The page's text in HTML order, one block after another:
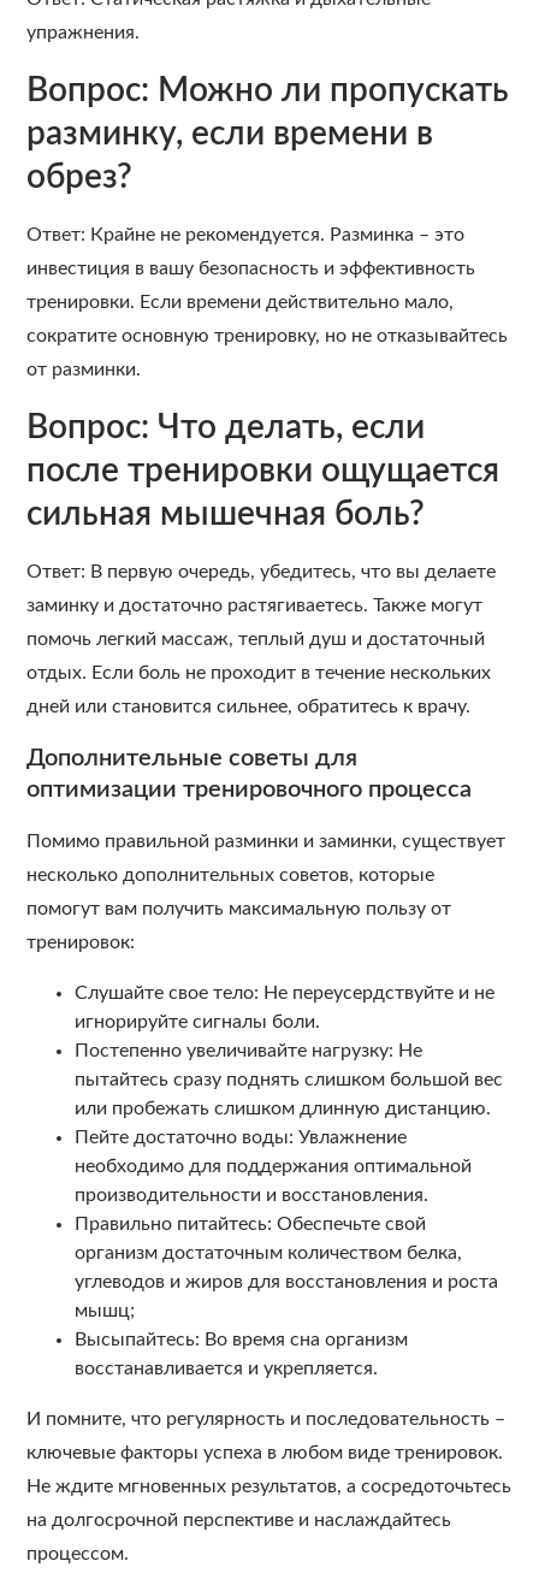
упражнения.
Вопрос: Можно ли пропускать
разминку, если времени в
обрез?
Ответ: Крайне не рекомендуется. Разминка – это
инвестиция в вашу безопасность и эффективность
тренировки. Если времени действительно мало,
сократите основную тренировку, но не отказывайтесь
от разминки.
Вопрос: Что делать, если
после тренировки ощущается
сильная мышечная боль?
Ответ: В первую очередь, убедитесь, что вы делаете
заминку и достаточно растягиваетесь. Также могут
помочь легкий массаж, теплый душ и достаточный
отдых. Если боль не проходит в течение нескольких
дней или становится сильнее, обратитесь к врачу.
Дополнительные советы для
оптимизации тренировочного процесса
Помимо правильной разминки и заминки, существует
несколько дополнительных советов, которые
помогут вам получить максимальную пользу от
тренировок:
Слушайте свое тело: Не переусердствуйте и не
игнорируйте сигналы боли.
Постепенно увеличивайте нагрузку: Не
пытайтесь сразу поднять слишком большой вес
или пробежать слишком длинную дистанцию.
Пейте достаточно воды: Увлажнение
необходимо для поддержания оптимальной
производительности и восстановления.
Правильно питайтесь: Обеспечьте свой
организм достаточным количеством белка,
углеводов и жиров для восстановления и роста
мышц;
Высыпайтесь: Во время сна организм
восстанавливается и укрепляется.
И помните, что регулярность и последовательность –
ключевые факторы успеха в любом виде тренировок.
Не ждите мгновенных результатов, а сосредоточьтесь
на долгосрочной перспективе и наслаждайтесь
процессом.